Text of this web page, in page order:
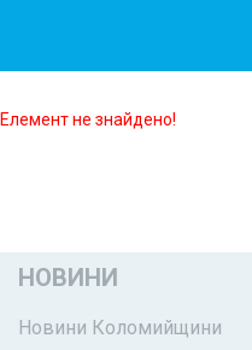
Елемент не знайдено!
НОВИНИ
Новини Коломийщини